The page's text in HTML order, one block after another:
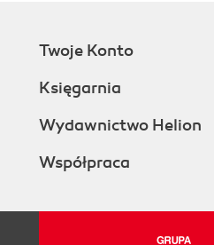
Window
Twoje Konto
Księgarnia
Wydawnictwo Helion
Współpraca